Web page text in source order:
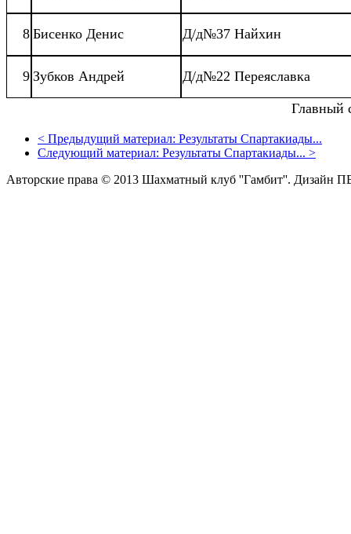
8 Бисенко Денис Д/д№37 Найхин
9 Зубков Андрей Д/д№22 Переяславка
Главный
< Предыдущий материал: Результаты Спартакиады...
Следующий материал: Результаты Спартакиады... >
Авторские права © 2013 Шахматный клуб ''Гамбит''. Дизайн